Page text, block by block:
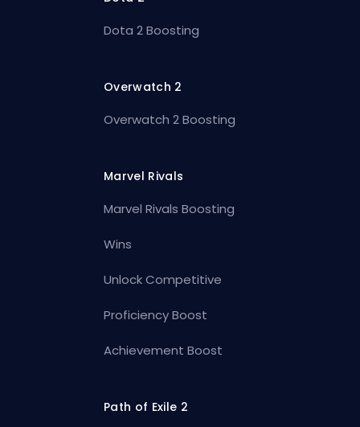
Dota 2 Boosting
Overwatch 2
Overwatch 2 Boosting
Marvel Rivals
Marvel Rivals Boosting
Wins
Unlock Competitive
Proficiency Boost
Achievement Boost
Path of Exile 2